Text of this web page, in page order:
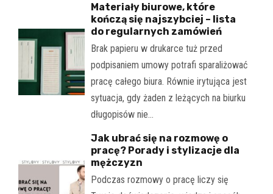
Materiały biurowe, które
kończą się najszybciej – lista
do regularnych zamówień
Brak papieru w drukarce tuż przed
podpisaniem umowy potrafi sparaliżować
pracę całego biura. Równie irytująca jest
sytuacja, gdy żaden z leżących na biurku
długopisów nie…
Jak ubrać się na rozmowę o
pracę? Porady i stylizacje dla
mężczyzn
Podczas rozmowy o pracę liczy się